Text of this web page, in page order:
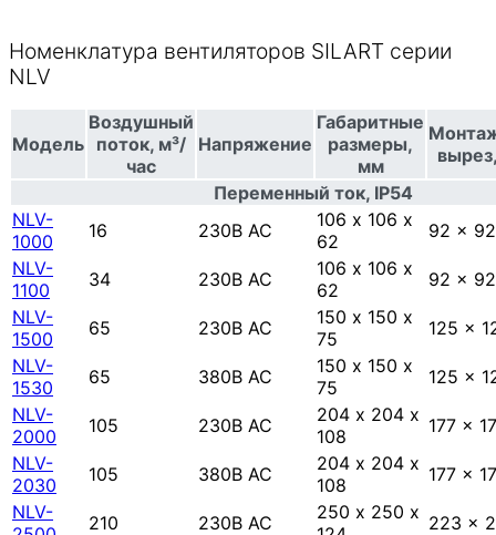
Номенклатура вентиляторов SILART серии
NLV
Модель
Воздушный
поток, м³/
час
Напряжение
Габаритные
размеры,
мм
Переменный ток, IP54
NLV-
1000
16 230В AC
106 х 106 х
62
92 x 92
NLV-
1100
34 230В AC
106 х 106 х
62
92 x 92
NLV-
1500
65 230В AC
150 х 150 х
75
125 x
NLV-
1530
65 380В AC
150 х 150 х
75
125 x
NLV-
2000
105 230В AC
204 х 204 х
108
177 x
NLV-
2030
105 380В AC
204 х 204 х
108
177 x
NLV-
210 230В AC
250 х 250 х 223 x